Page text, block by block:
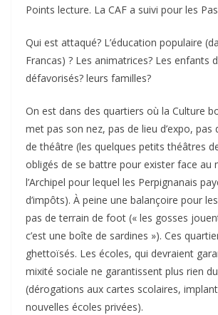
Points lecture. La CAF a suivi pour les
Qui est attaqué? L’éducation populaire
Francas) ? Les animatrices? Les enfants
défavorisés? leurs familles?
On est dans des quartiers où la Culture
met pas son nez, pas de lieu d’expo, pas
de théâtre (les quelques petits théâtres
obligés de se battre pour exister face au
l’Archipel pour lequel les Perpignanais
d’impôts). À peine une balançoire pour
pas de terrain de foot (« les gosses
c’est une boîte de sardines »). Ces
ghettoïsés. Les écoles, qui devraient
mixité sociale ne garantissent plus rien
(dérogations aux cartes scolaires,
nouvelles écoles privées).